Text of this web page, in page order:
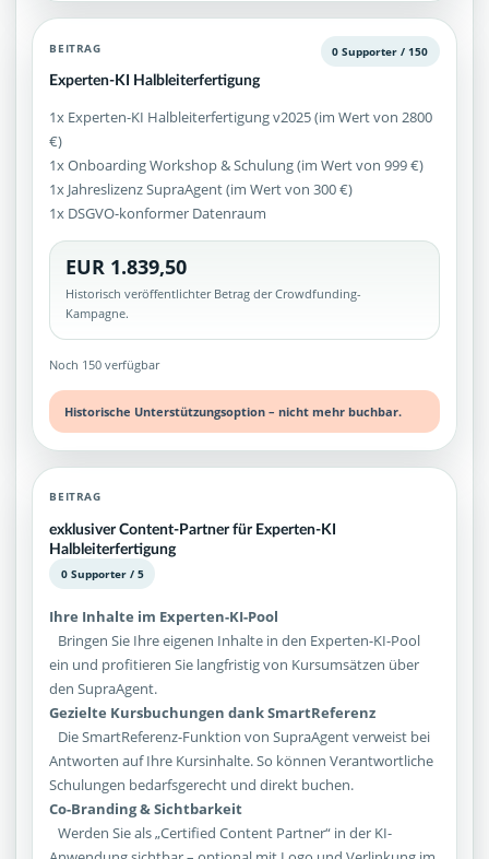
BEITRAG
Experten-KI Halbleiterfertigung
0 Supporter / 150
1x Experten-KI Halbleiterfertigung v2025 (im Wert von 2800
€)
1x Onboarding Workshop & Schulung (im Wert von 999 €)
1x Jahreslizenz SupraAgent (im Wert von 300 €)
1x DSGVO-konformer Datenraum
EUR 1.839,50
Historisch veröffentlichter Betrag der Crowdfunding-
Kampagne.
Noch 150 verfügbar
Historische Unterstützungsoption – nicht mehr buchbar.
BEITRAG
exklusiver Content-Partner für Experten-KI
Halbleiterfertigung
0 Supporter / 5
Ihre Inhalte im Experten-KI-Pool
Bringen Sie Ihre eigenen Inhalte in den Experten-KI-Pool
ein und profitieren Sie langfristig von Kursumsätzen über
den SupraAgent.
Gezielte Kursbuchungen dank SmartReferenz
Die SmartReferenz-Funktion von SupraAgent verweist bei
Antworten auf Ihre Kursinhalte. So können Verantwortliche
Schulungen bedarfsgerecht und direkt buchen.
Co-Branding & Sichtbarkeit
Werden Sie als „Certified Content Partner“ in der KI-